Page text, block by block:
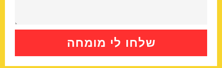
שלחו לי מומחה